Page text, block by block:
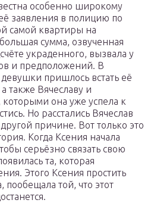
особенно широкому
заявления в полицию по
самой квартиры на
сумма, озвученная
украденного, вызвала у
и предположений. В
девушки пришлось встать её
также Вячеславу и
она уже успела к
Но расстались Вячеслав
причине. Вот только это
Когда Ксения начала
серьёзно связать свою
та, которая
Этого Ксения простить
пообещала той, что этот